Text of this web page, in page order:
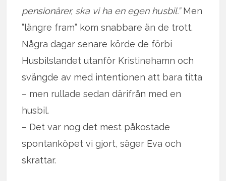
pensionärer, ska vi ha en egen husbil.”Men
”längre fram” kom snabbare än de trott.
Några dagar senare körde de förbi
Husbilslandet utanför Kristinehamn och
svängde av med intentionen att bara titta
– men rullade sedan därifrån med en
husbil.
– Det var nog det mest påkostade
spontanköpet vi gjort, säger Eva och
skrattar.